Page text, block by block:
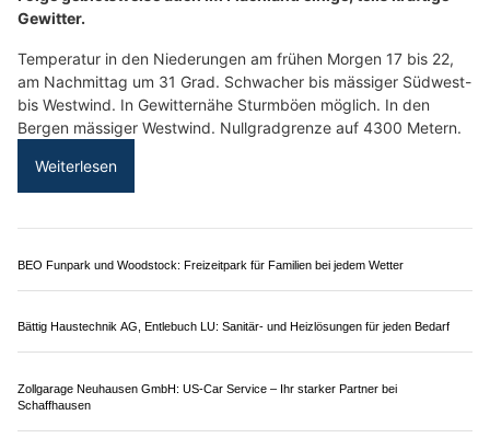
29.07.26
ausgeweitet und bestimmt heute und in den kommenden
Tagen weitgehend das Wetter im Alpenraum.
Mit einer Südwestströmung wird zunehmend heisse
Subtropikluft aus Spanien zu uns geführt. Am Mittwoch erfolgt
vorübergehend eine leichte Abschwächung des
Hochdruckeinflusses und die Gewitterneigung in den Alpen ist